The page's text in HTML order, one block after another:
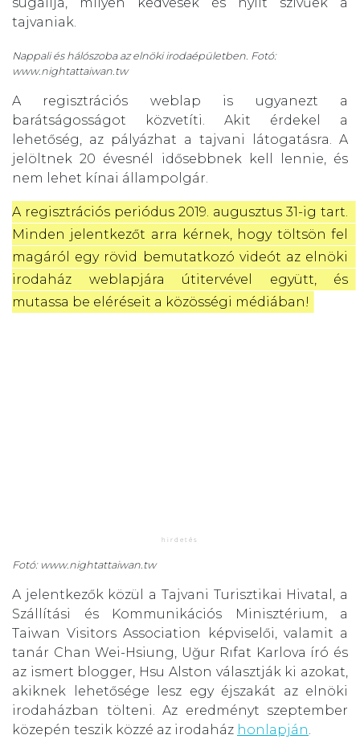
tajvaniak.
Nappali és hálószoba az elnöki irodaépületben. Fotó:
www.nightattaiwan.tw
A regisztrációs weblap is ugyanezt a
barátságosságot közvetíti. Akit érdekel a
lehetőség, az pályázhat a tajvani látogatásra. A
jelöltnek 20 évesnél idősebbnek kell lennie, és
nem lehet kínai állampolgár.
A regisztrációs periódus 2019. augusztus 31-ig tart.
Minden jelentkezőt arra kérnek, hogy töltsön fel
magáról egy rövid bemutatkozó videót az elnöki
irodaház weblapjára útitervével együtt, és
mutassa be eléréseit a közösségi médiában!
Fotó: www.nightattaiwan.tw
A jelentkezők közül a Tajvani Turisztikai Hivatal, a
Szállítási és Kommunikációs Minisztérium, a
Taiwan Visitors Association képviselői, valamit a
tanár Chan Wei-Hsiung, Uğur Rıfat Karlova író és
az ismert blogger, Hsu Alston választják ki azokat,
akiknek lehetősége lesz egy éjszakát az elnöki
irodaházban tölteni. Az eredményt szeptember
közepén teszik közzé az irodaház honlapján.